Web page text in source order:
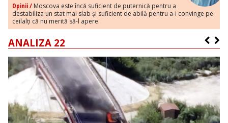
Opinii / Moscova este încă suficient de puternică pentru a
destabiliza un stat mai slab și suficient de abilă pentru a-i convinge pe
ceilalți că nu merită să-l apere.
ANALIZA 22